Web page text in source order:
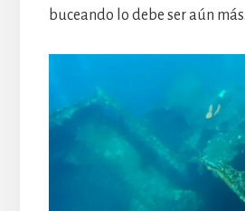
buceando lo debe ser aún más.